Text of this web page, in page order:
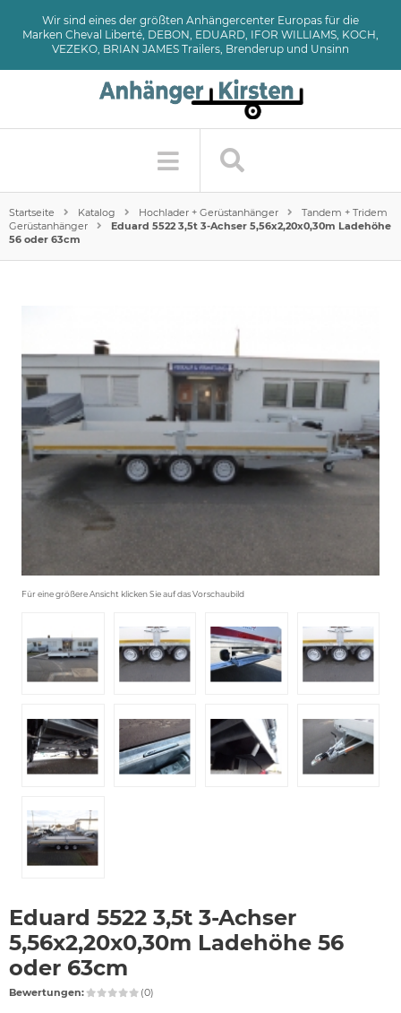
Wir sind eines der größten Anhängercenter Europas für die
Marken Cheval Liberté, DEBON, EDUARD, IFOR WILLIAMS, KOCH,
VEZEKO, BRIAN JAMES Trailers, Brenderup und Unsinn
Startseite Katalog Hochlader + Gerüstanhänger
Tandem + Tridem
Gerüstanhänger
Eduard 5522 3,5t 3-Achser 5,56x2,20x0,30m Ladehöhe
56 oder 63cm
Für eine größere Ansicht klicken Sie auf das Vorschaubild
Eduard 5522 3,5t 3-Achser
5,56x2,20x0,30m Ladehöhe 56
oder 63cm
Bewertungen: (0)